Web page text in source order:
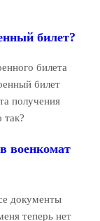
билет?
билета
билет
получения
военкомат
документы
теперь нет